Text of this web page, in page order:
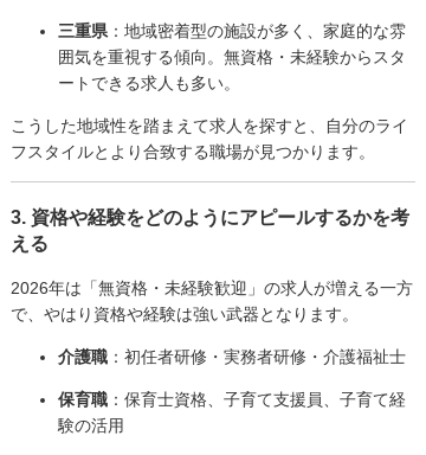
三重県：地域密着型の施設が多く、家庭的な雰
囲気を重視する傾向。無資格・未経験からスタ
ートできる求人も多い。
こうした地域性を踏まえて求人を探すと、自分のライ
フスタイルとより合致する職場が見つかります。
3. 資格や経験をどのようにアピールするかを考
える
2026年は「無資格・未経験歓迎」の求人が増える一方
で、やはり資格や経験は強い武器となります。
介護職 ：初任者研修・実務者研修・介護福祉士
保育職 ：保育士資格、子育て支援員、子育て経
験の活用